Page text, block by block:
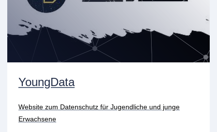
YoungData
Website zum Datenschutz für Jugendliche und junge
Erwachsene